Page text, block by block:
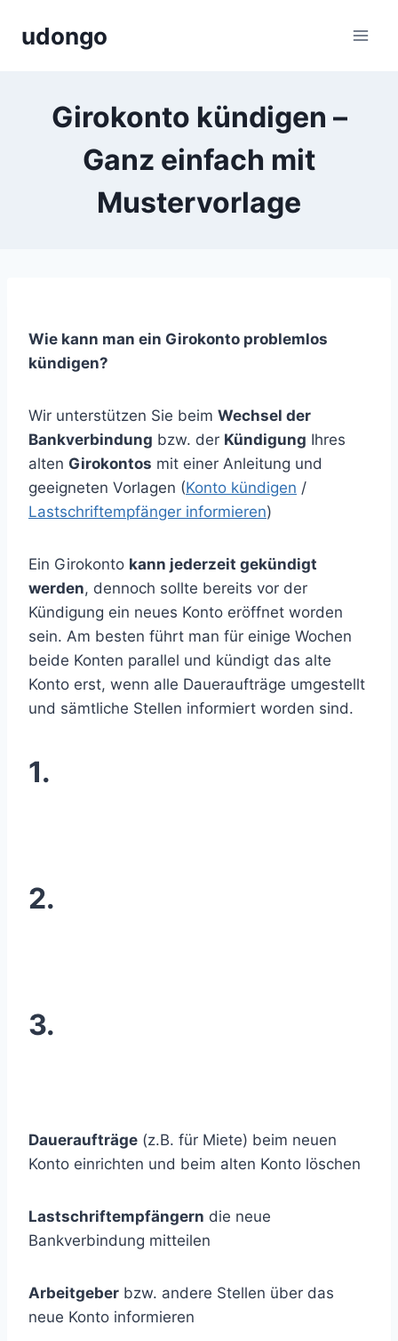
Inhaltudongo
Girokonto kündigen –
Ganz einfach mit
Mustervorlage
Wie kann man ein Girokonto problemlos
kündigen?
Wir unterstützen Sie beim Wechsel der
Bankverbindung bzw. der Kündigung Ihres
alten Girokontos mit einer Anleitung und
geeigneten Vorlagen (Konto kündigen /
Lastschriftempfänger informieren)
Ein Girokonto kann jederzeit gekündigt
werden, dennoch sollte bereits vor der
Kündigung ein neues Konto eröffnet worden
sein. Am besten führt man für einige Wochen
beide Konten parallel und kündigt das alte
Konto erst, wenn alle Daueraufträge umgestellt
und sämtliche Stellen informiert worden sind.
1.
2.
3.
Daueraufträge (z.B. für Miete) beim neuen
Konto einrichten und beim alten Konto löschen
Lastschriftempfängern die neue
Bankverbindung mitteilen
Arbeitgeber bzw. andere Stellen über das
neue Konto informieren